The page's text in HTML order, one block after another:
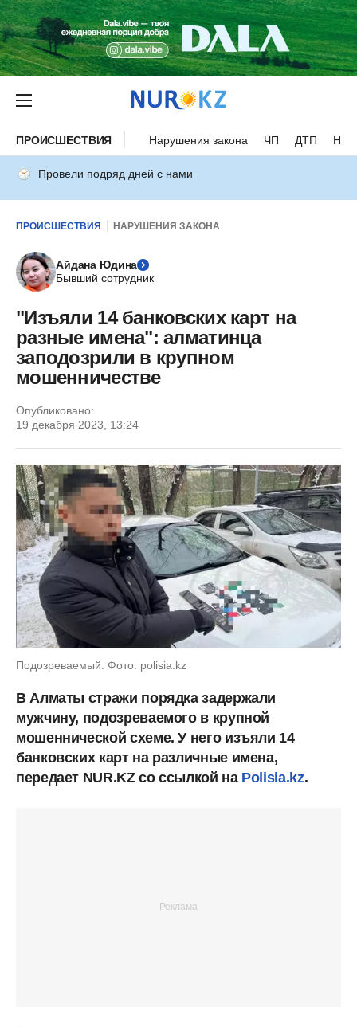
ПРОИСШЕСТВИЯ Нарушения закона ЧП ДТП
Провели подряд дней с нами
ПРОИСШЕСТВИЯ НАРУШЕНИЯ ЗАКОНА
Айдана Юдина
Бывший сотрудник
"Изъяли 14 банковских карт на
разные имена": алматинца
заподозрили в крупном
мошенничестве
Опубликовано:
19 декабря 2023, 13:24
Подозреваемый. Фото: polisia.kz
В Алматы стражи порядка задержали
мужчину, подозреваемого в крупной
мошеннической схеме. У него изъяли 14
банковских карт на различные имена,
передает NUR.KZ со ссылкой на Polisia.kz.